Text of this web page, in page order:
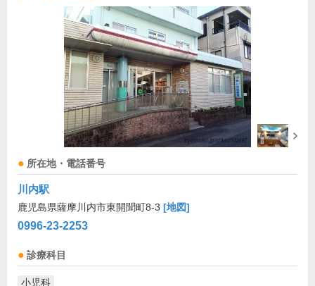
所在地・電話番号
川内駅
鹿児島県薩摩川内市東開聞町8-3 [地図]
0996-23-2253
診療科目
小児科